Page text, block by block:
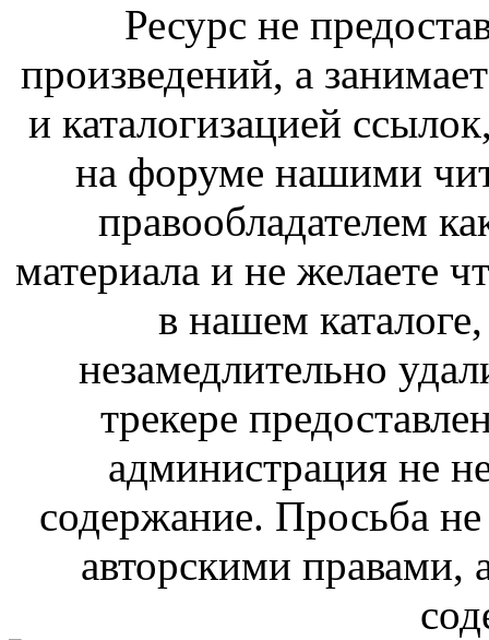
Ресурс не
произведений, а
и каталогизацией
на форуме нашими
правообладателем
материала и не желаете
в нашем
незамедлительно
трекере
администрация не
содержание. Просьба
авторскими правами,